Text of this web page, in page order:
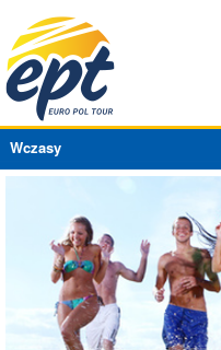
Wczasy